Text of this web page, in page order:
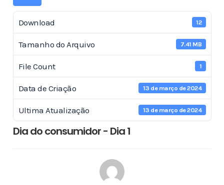
Download 12
Tamanho do Arquivo 7.41 MB
File Count 1
Data de Criação 13 de março de 2024
Ultima Atualização 13 de março de 2024
Dia do consumidor - Dia 1